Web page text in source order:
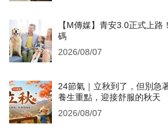
【M傳媒】青安3.0正式上
碼
2026/08/07
24節氣｜立秋到了，但別急
養生重點，迎接舒服的秋天
2026/08/07